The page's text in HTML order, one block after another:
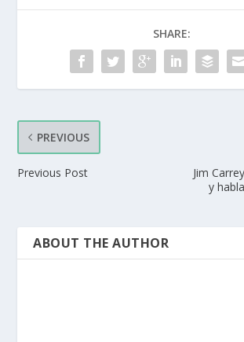
SHARE:
PREVIOUS
Previous Post
Jim
y
ABOUT THE AUTHOR